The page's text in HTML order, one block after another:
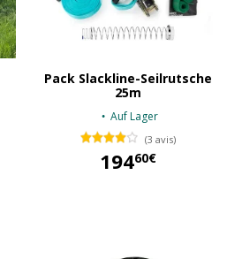
Pack Slackline-Seilrutsche
25m
Auf Lager
(3 avis)
19460€